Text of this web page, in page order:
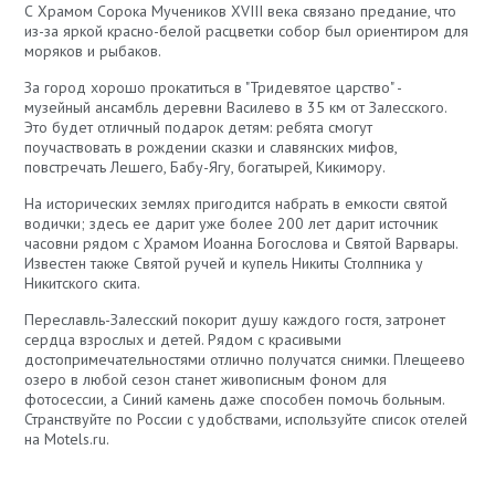
С Храмом Сорока Мучеников XVIII века связано предание, что
из-за яркой красно-белой расцветки собор был ориентиром для
моряков и рыбаков.
За город хорошо прокатиться в "Тридевятое царство" -
музейный ансамбль деревни Василево в 35 км от Залесского.
Это будет отличный подарок детям: ребята смогут
поучаствовать в рождении сказки и славянских мифов,
повстречать Лешего, Бабу-Ягу, богатырей, Кикимору.
На исторических землях пригодится набрать в емкости святой
водички; здесь ее дарит уже более 200 лет дарит источник
часовни рядом с Храмом Иоанна Богослова и Святой Варвары.
Известен также Святой ручей и купель Никиты Столпника у
Никитского скита.
Переславль-Залесский покорит душу каждого гостя, затронет
сердца взрослых и детей. Рядом с красивыми
достопримечательностями отлично получатся снимки. Плещеево
озеро в любой сезон станет живописным фоном для
фотосессии, а Синий камень даже способен помочь больным.
Странствуйте по России с удобствами, используйте список отелей
на Motels.ru.